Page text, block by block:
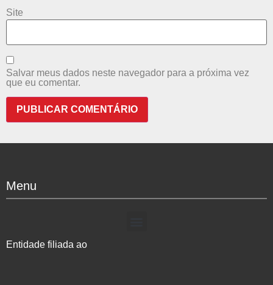
Site
Salvar meus dados neste navegador para a próxima vez
que eu comentar.
Menu
Entidade filiada ao